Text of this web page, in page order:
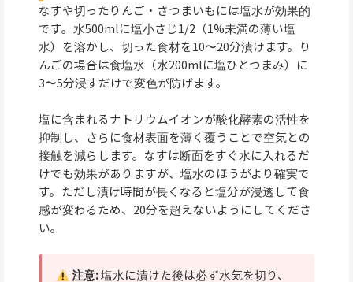
なすや切ったりんご・さつまいもには塩水が効果的
です。水500mlに塩小さじ1/2（1%未満の薄い塩
水）を溶かし、切った食材を10〜20分漬けます。り
んごの場合は食塩水（水200mlに塩ひとつまみ）に
3〜5分浸すだけで変色が防げます。
塩に含まれるナトリウムイオンが酸化酵素の活性を
抑制し、さらに食材表面を薄く覆うことで空気との
接触を減らします。なすは断面をすぐ水に入れるだ
けでも効果がありますが、塩水のほうがより確実で
す。ただし漬け時間が長くなると塩分が浸透して食
感が変わるため、20分を超えないようにしてくださ
い。
注意:塩水に漬けた後は必ず水気を切り、